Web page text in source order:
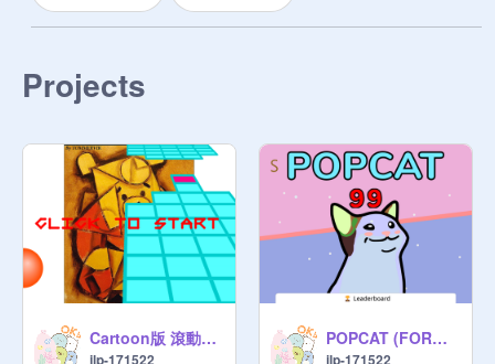
Projects
Cartoon版 滾動的天空
jlp-171522
POPCAT (FOR ＧＩＲＬＳ！！）
jlp-171522